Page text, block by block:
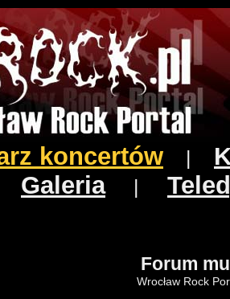
koncertów
Galeria|
Forum
Wrocław Rock